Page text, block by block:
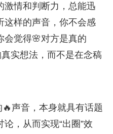
激情和判断力，总能迅
这样的声音，你不会感
会觉得🌸对方是真的
实想法，而不是在念稿
声音，本身就具有话题
，从而实现“出圈”效